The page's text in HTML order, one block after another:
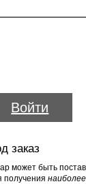
Войти
заказ
может быть
получения